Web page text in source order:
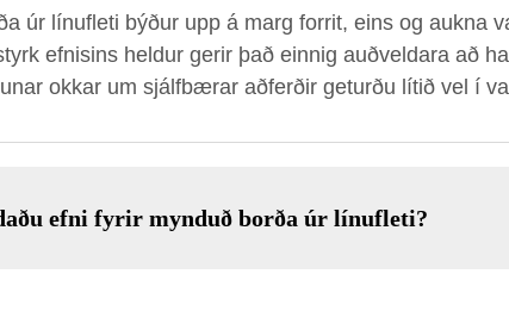
úr línufleti býður upp á marg forrit, eins og aukna
efnisins heldur gerir það einnig auðveldara að
okkar um sjálfbærar aðferðir geturðu lítið vel í
efni fyrir mynduð borða úr línufleti?